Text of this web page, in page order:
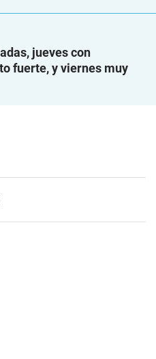
jueves con
fuerte, y viernes muy